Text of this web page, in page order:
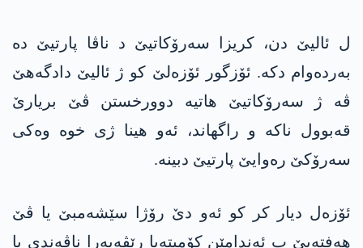
ل ئالیێ دن، کریزا سەرۆکاتیێ د ناڤا پارتیێ دە
بەردەوام دکە. ئۆزگور ئۆزەلێ کو ژ ئالیێ دادگەھێ
ڤە ژ سەرۆکاتیێ ھاتیە دوورخستن ڤێ بریارێ
قەبوول ناکە و راگھاند، ئەو ھینا ژی خوە وەکی
سەرۆکێ رەوایێ پارتیێ دبینە.
ئۆزەل دیار کر کو ئەو دێ رۆژا سێشەمبێ یا ڤێ
ھەفتەیێ ب ئەندامێن کۆمیتەیا رێڤەبەرا ناڤەندی یا